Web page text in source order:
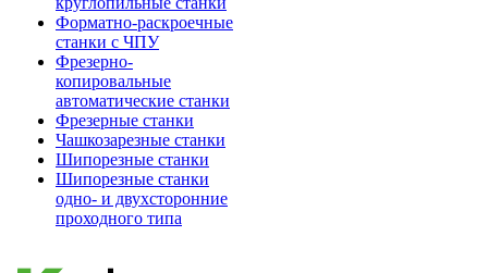
Форматно-раскроечные
станки с ЧПУ
Фрезерно-
копировальные
автоматические станки
Фрезерные станки
Чашкозарезные станки
Шипорезные станки
Шипорезные станки
одно- и двухсторонние
проходного типа